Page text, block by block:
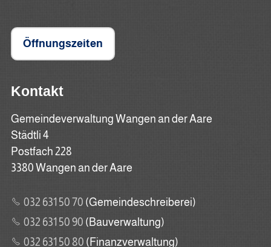
Öffnungszeiten
Kontakt
Gemeindeverwaltung Wangen an der Aare
Städtli 4
Postfach 228
3380 Wangen an der Aare
032 631 50 70 (Gemeindeschreiberei)
032 631 50 90 (Bauverwaltung)
032 631 50 80 (Finanzverwaltung)